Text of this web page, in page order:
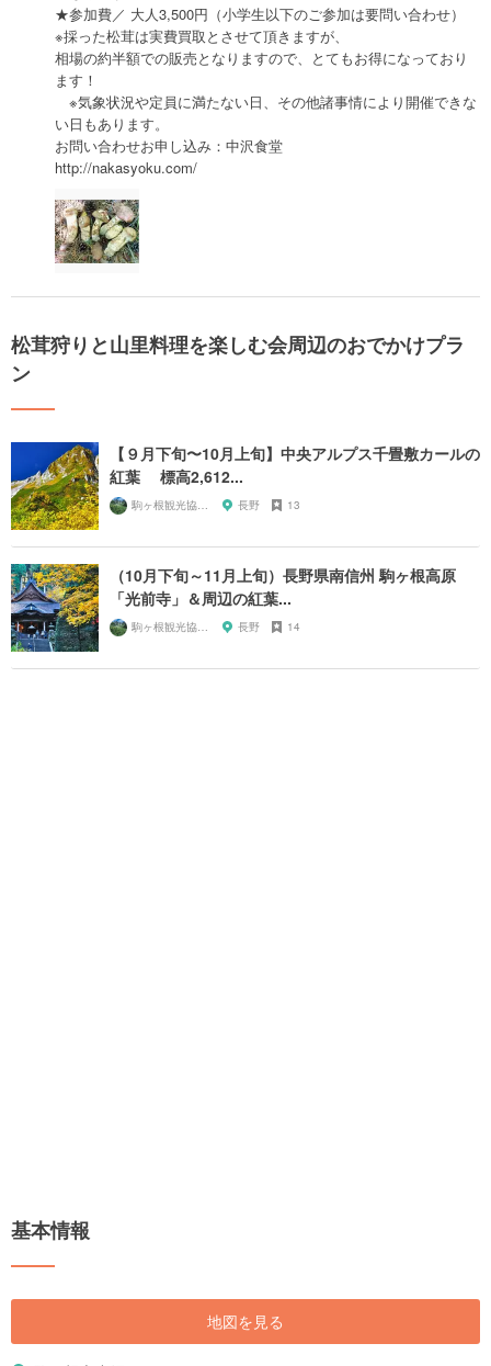
★参加費／ 大人3,500円（小学生以下のご参加は要問い合わせ）
※採った松茸は実費買取とさせて頂きますが、
相場の約半額での販売となりますので、とてもお得になっており
ます！
※気象状況や定員に満たない日、その他諸事情により開催できな
い日もあります。
お問い合わせお申し込み：中沢食堂
http://nakasyoku.com/
松茸狩りと山里料理を楽しむ会周辺のおでかけプラ
ン
【９月下旬〜10月上旬】中央アルプス千畳敷カールの
紅葉 標高2,612...
駒ヶ根観光協会【公式】 長野 13
（10月下旬～11月上旬）長野県南信州 駒ヶ根高原
「光前寺」＆周辺の紅葉...
駒ヶ根観光協会【公式】 長野 14
基本情報
地図を見る